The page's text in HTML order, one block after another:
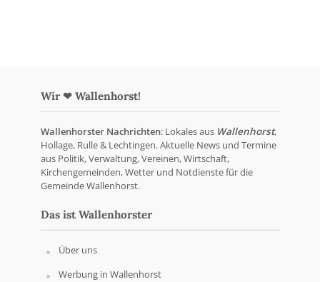
Wir ❤ Wallenhorst!
Wallenhorster Nachrichten: Lokales aus Wallenhorst,
Hollage, Rulle & Lechtingen. Aktuelle News und Termine
aus Politik, Verwaltung, Vereinen, Wirtschaft,
Kirchengemeinden, Wetter und Notdienste für die
Gemeinde Wallenhorst.
Das ist Wallenhorster
Über uns
Werbung in Wallenhorst